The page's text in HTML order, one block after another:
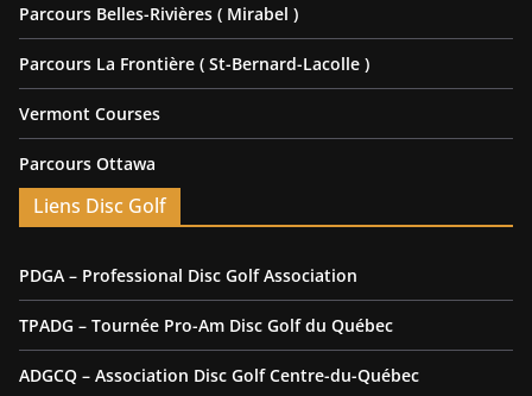
Parcours Belles-Rivières ( Mirabel )
Parcours La Frontière ( St-Bernard-Lacolle )
Vermont Courses
Parcours Ottawa
Liens Disc Golf
PDGA – Professional Disc Golf Association
TPADG – Tournée Pro-Am Disc Golf du Québec
ADGCQ – Association Disc Golf Centre-du-Québec